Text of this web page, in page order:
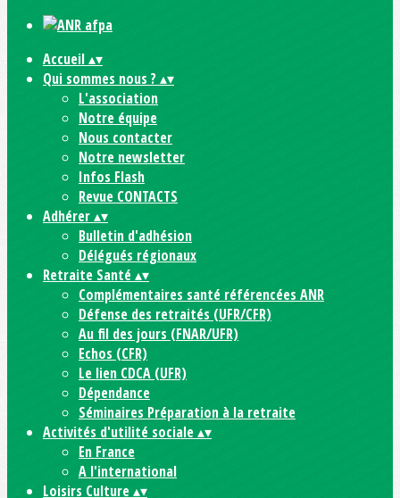
Accueil▴▾
Qui sommes nous ? ▴▾
L'association
Notre équipe
Nous contacter
Notre newsletter
Infos Flash
Revue CONTACTS
Adhérer▴▾
Bulletin d'adhésion
Délégués régionaux
Retraite Santé▴▾
Complémentaires santé référencées ANR
Défense des retraités (UFR/CFR)
Au fil des jours (FNAR/UFR)
Echos (CFR)
Le lien CDCA (UFR)
Dépendance
Séminaires Préparation à la retraite
Activités d'utilité sociale▴▾
En France
A l'international
Loisirs Culture▴▾